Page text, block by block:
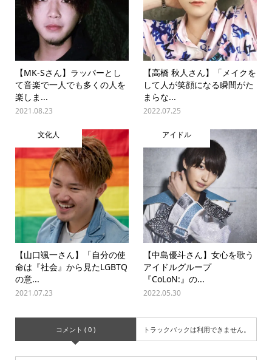
【MK-Sさん】ラッパーとし
て音楽で一人でも多くの人を
楽しま...
2021.08.23
【高橋 秋人さん】「メイクを
して人が笑顔になる瞬間がた
まらな...
2022.07.25
文化人
【山口颯一さん】「自分の使
命は『社会』から見たLGBTQ
の意...
2021.07.23
アイドル
【中島優斗さん】女心を歌う
アイドルグループ
『CoLoN:』の...
2022.05.30
コメント ( 0 ) トラックバックは利用できません。